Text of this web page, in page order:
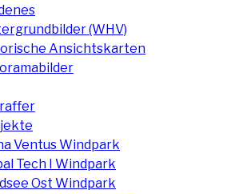
(WHV)
Ansichtskarten
Ventus Windpark
Tech I Windpark
Ost Windpark